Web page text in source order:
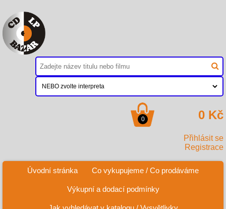
0 0 Kč
Přihlásit se
Registrace
Úvodní stránka Co vykupujeme / Co prodáváme
Výkupní a dodací podmínky